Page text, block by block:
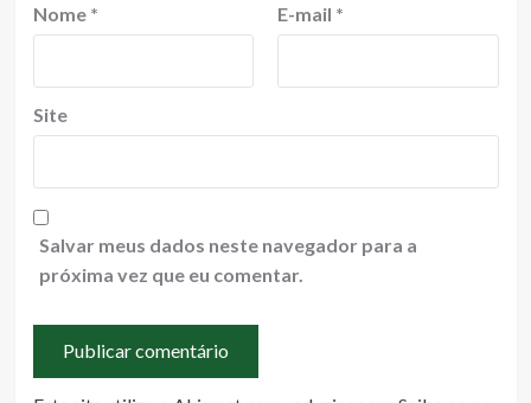
Nome * E-mail *
Site
Salvar meus dados neste navegador para a
próxima vez que eu comentar.